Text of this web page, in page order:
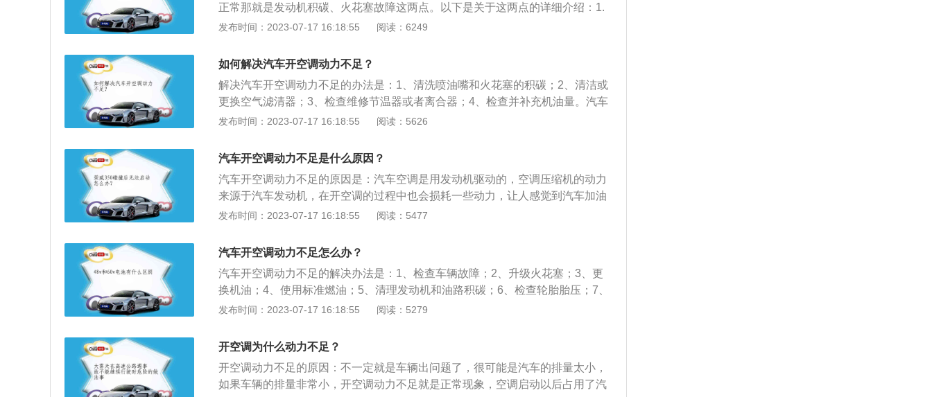
正常那就是发动机积碳、火花塞故障这两点。以下是关于这两点的详细介绍：1.
发动机积碳是导致汽车动力不足的关键原因，当发动机有积碳时汽车油路就会堵
作用，不同材料的火花塞能达到的效果是不一样。更换好的火花塞不仅能增长火
花塞的使用寿命，还能加快动力的输出。
发布时间：2023-07-17 16:18:55 阅读：6249
如何解决汽车开空调动力不足？
解决汽车开空调动力不足的办法是：1、清洗喷油嘴和火花塞的积碳；2、清洁或
更换空气滤清器；3、检查维修节温器或者离合器；4、检查并补充机油量。汽车
开空调的方法是：1、按下AC按钮；2、拧动温控按钮，暖风则拧到红色一侧，
即开启内循环，应先将车窗开启让车内空气形成对流；2、停车时应先关闭空调
再关闭发动机，避免增加启动负荷；3、避免长时间开内循环；4、空调出风口方
向不能随意调动；5、空调温度不能调很低；6、夏季进车后应立即开内循环。
发布时间：2023-07-17 16:18:55 阅读：5626
汽车开空调动力不足是什么原因？
汽车开空调动力不足的原因是：汽车空调是用发动机驱动的，空调压缩机的动力
来源于汽车发动机，在开空调的过程中也会损耗一些动力，让人感觉到汽车加油
迟缓，动力不足。汽车开空调后动力不足是正常现象，而且车龄越大的车这种现
冷、加热、换气和空气净化，为乘车人员提供舒适的乘车环境，降低驾驶员的疲
劳强度，提高行车安全。
发布时间：2023-07-17 16:18:55 阅读：5477
汽车开空调动力不足怎么办？
汽车开空调动力不足的解决办法是：1、检查车辆故障；2、升级火花塞；3、更
换机油；4、使用标准燃油；5、清理发动机和油路积碳；6、检查轮胎胎压；7、
空调温度调到合适温度。汽车空调包括：制冷装置、取暖装置和通风换气装置，
状态，为乘员提供舒适的乘坐环境，减少旅途疲劳，为驾驶员创造良好的工作条
发布时间：2023-07-17 16:18:55 阅读：5279
开空调为什么动力不足？
开空调动力不足的原因：不一定就是车辆出问题了，很可能是汽车的排量太小，
如果车辆的排量非常小，开空调动力不足就是正常现象，空调启动以后占用了汽